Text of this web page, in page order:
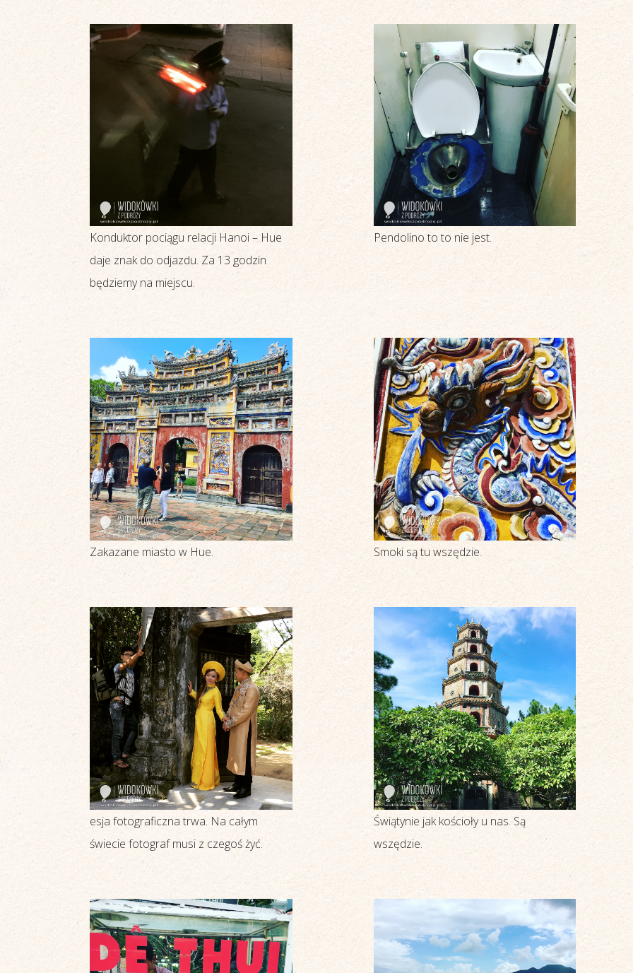
Konduktor pociągu relacji Hanoi – Hue
daje znak do odjazdu. Za 13 godzin
będziemy na miejscu.
Pendolino to to nie jest.
Zakazane miasto w Hue. Smoki są tu wszędzie.
esja fotograficzna trwa. Na całym
świecie fotograf musi z czegoś żyć.
Świątynie jak kościoły u nas. Są
wszędzie.